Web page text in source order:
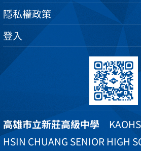
隱私權政策
登入
高雄市立新莊高級中學
HSIN CHUANG SENIOR HIGH